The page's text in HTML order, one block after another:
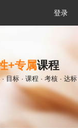
登录
+专属课程
目标 · 课程 · 考核 · 达标